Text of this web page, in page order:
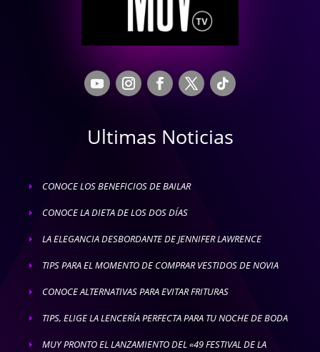
Ultimas Noticias
E CONOCE LOS BENEFICIOS DE BAILAR
E CONOCE LA DIETA DE LOS DOS DÍAS
E LA ELEGANCIA DESBORDANTE DE JENNIFER LAWRENCE
E TIPS PARA EL MOMENTO DE COMPRAR VESTIDOS DE NOVIA
E CONOCE ALTERNATIVAS PARA EVITAR FRITURAS
E TIPS, ELIGE LA LENCERÍA PERFECTA PARA TU NOCHE DE BODA
E
MUY PRONTO EL LANZAMIENTO DEL «49 FESTIVAL DE LA